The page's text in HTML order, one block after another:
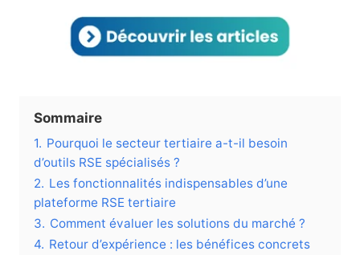
Sommaire
1. Pourquoi le secteur tertiaire a-t-il besoin
d’outils RSE spécialisés ?
2. Les fonctionnalités indispensables d’une
plateforme RSE tertiaire
3. Comment évaluer les solutions du marché ?
4. Retour d’expérience : les bénéfices concrets